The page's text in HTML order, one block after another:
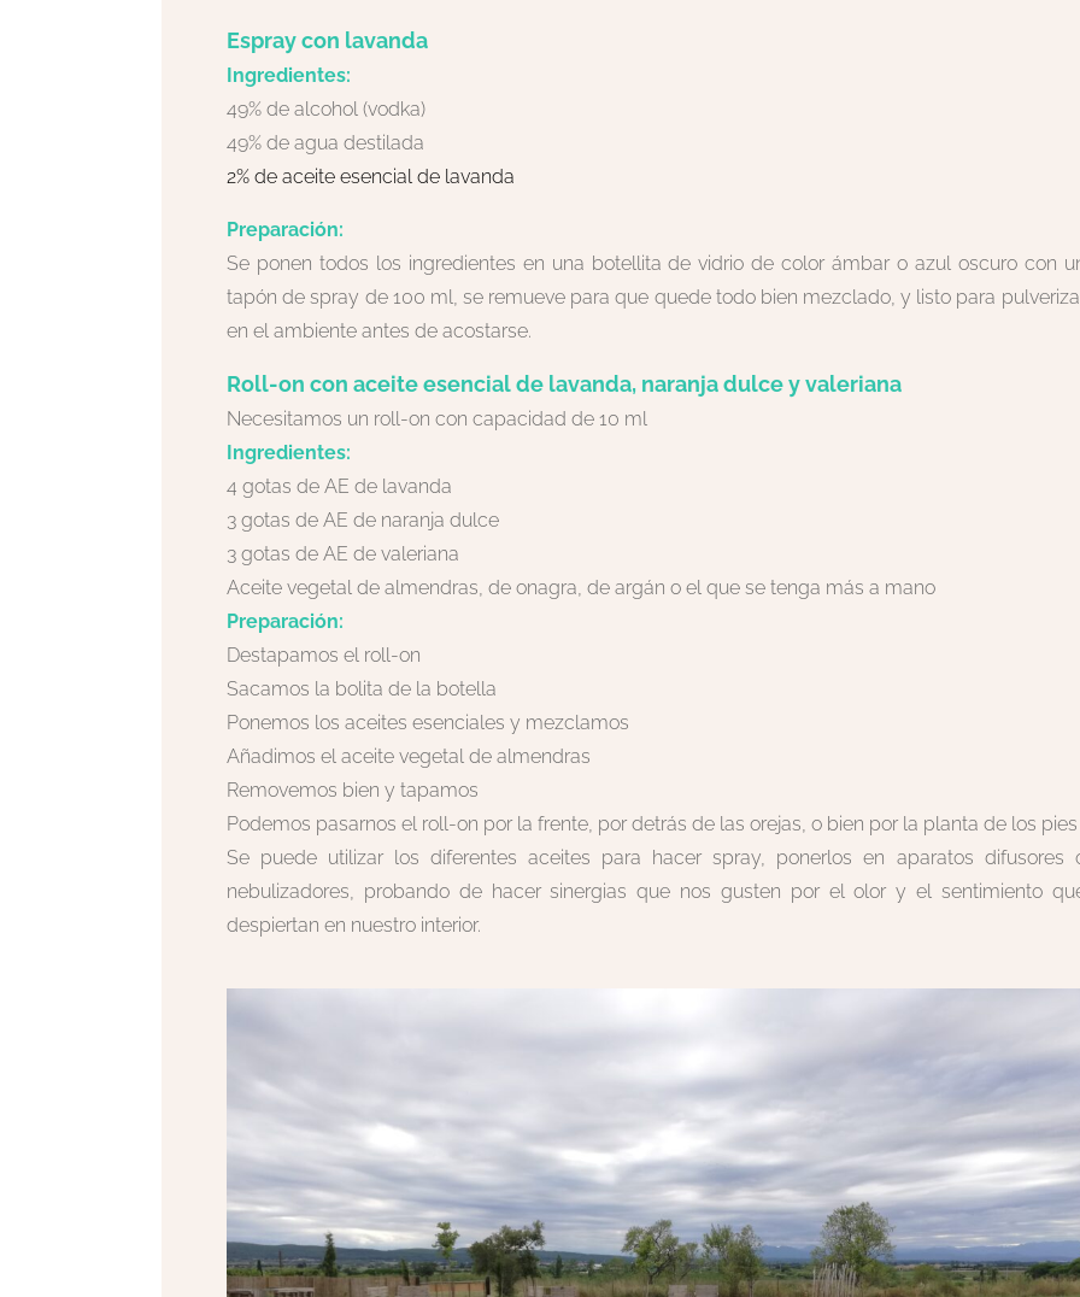
Espray con lavanda
Ingredientes:
49% de alcohol (vodka)
49% de agua destilada
2% de aceite esencial de lavanda
Preparación:
Se ponen todos los ingredientes en una botellita de vidrio de color ámbar o azul oscuro con
tapón de spray de 100 ml, se remueve para que quede todo bien mezclado, y listo para
en el ambiente antes de acostarse.
Roll-on con aceite esencial de lavanda, naranja dulce y valeriana
Necesitamos un roll-on con capacidad de 10 ml
Ingredientes:
4 gotas de AE de lavanda
3 gotas de AE de naranja dulce
3 gotas de AE de valeriana
Aceite vegetal de almendras, de onagra, de argán o el que se tenga más a mano
Preparación:
Destapamos el roll-on
Sacamos la bolita de la botella
Ponemos los aceites esenciales y mezclamos
Añadimos el aceite vegetal de almendras
Removemos bien y tapamos
Podemos pasarnos el roll-on por la frente, por detrás de las orejas, o bien por la planta de los pies
Se puede utilizar los diferentes aceites para hacer spray, ponerlos en aparatos difusores
nebulizadores, probando de hacer sinergias que nos gusten por el olor y el sentimiento
despiertan en nuestro interior.